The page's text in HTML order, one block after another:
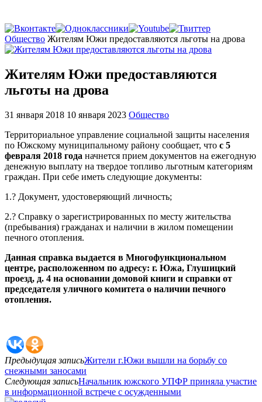
Главная
Общество Жителям Южи предоставляются льготы на дрова
Жителям Южи предоставляются
льготы на дрова
31 января 2018 10 января 2023 Общество
Территориальное управление социальной защиты населения
по Южскому муниципальному району сообщает, что с 5
февраля 2018 года начнется прием документов на ежегодную
денежную выплату на твердое топливо льготным категориям
граждан. При себе иметь следующие документы:
1.? Документ, удостоверяющий личность;
2.? Справку о зарегистрированных по месту жительства
(пребывания) гражданах и наличии в жилом помещении
печного отопления.
Данная справка выдается в Многофункциональном
центре, расположенном по адресу: г. Южа, Глушицкий
проезд, д. 4 на основании домовой книги и справки от
председателя уличного комитета о наличии печного
отопления.
Предыдущая записьЖители г.Южи вышли на борьбу со
снежными заносами
Следующая записьНачальник южского УПФР приняла участие
в информационной встрече с осужденными